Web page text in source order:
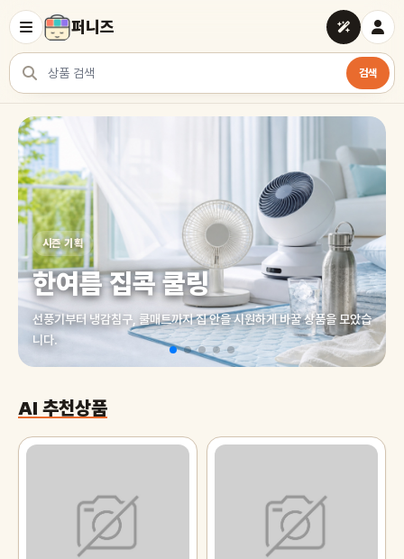
퍼니즈
상품 검색
검색
여러 쇼핑몰 상품을 한곳에서 찾아보세요
시즌 기획
한여름 집콕 쿨링
선풍기부터 냉감침구, 쿨매트까지 집 안을 시원하게 바꿀 상품을 모았습
니다.
AI 추천상품